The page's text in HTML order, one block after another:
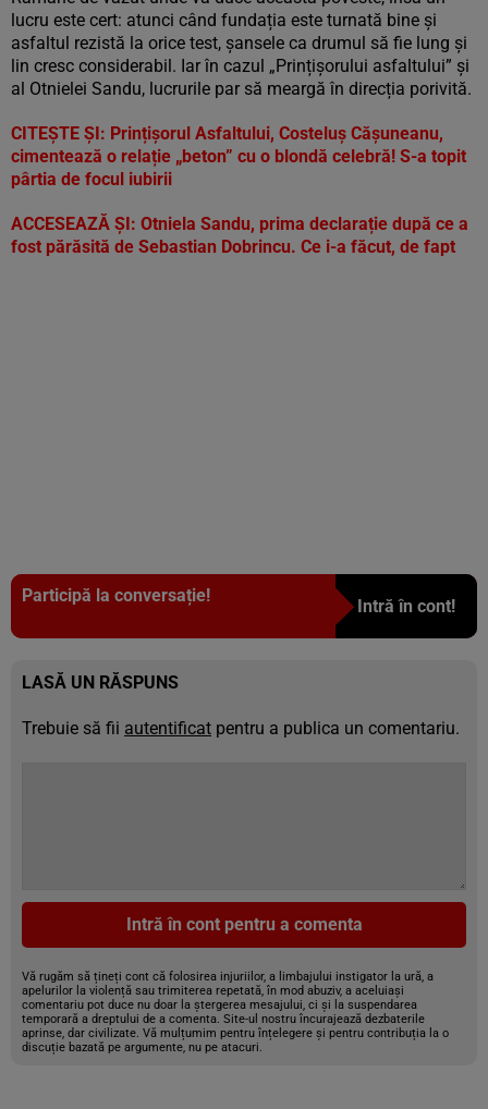
lucru este cert: atunci când fundația este turnată bine și
asfaltul rezistă la orice test, șansele ca drumul să fie lung și
lin cresc considerabil. Iar în cazul „Prințișorului asfaltului” și
al Otnielei Sandu, lucrurile par să meargă în direcția porivită.
CITEȘTE ȘI: Prințișorul Asfaltului, Costeluș Cășuneanu,
cimentează o relație „beton” cu o blondă celebră! S-a topit
pârtia de focul iubirii
ACCESEAZĂ ȘI: Otniela Sandu, prima declarație după ce a
fost părăsită de Sebastian Dobrincu. Ce i-a făcut, de fapt
Participă la conversație!
Intră în cont!
LASĂ UN RĂSPUNS
Trebuie să fii autentificat pentru a publica un comentariu.
Intră în cont pentru a comenta
Vă rugăm să țineți cont că folosirea injuriilor, a limbajului instigator la ură, a
apelurilor la violență sau trimiterea repetată, în mod abuziv, a aceluiași
comentariu pot duce nu doar la ștergerea mesajului, ci și la suspendarea
temporară a dreptului de a comenta. Site-ul nostru încurajează dezbaterile
aprinse, dar civilizate. Vă mulțumim pentru înțelegere și pentru contribuția la o
discuție bazată pe argumente, nu pe atacuri.